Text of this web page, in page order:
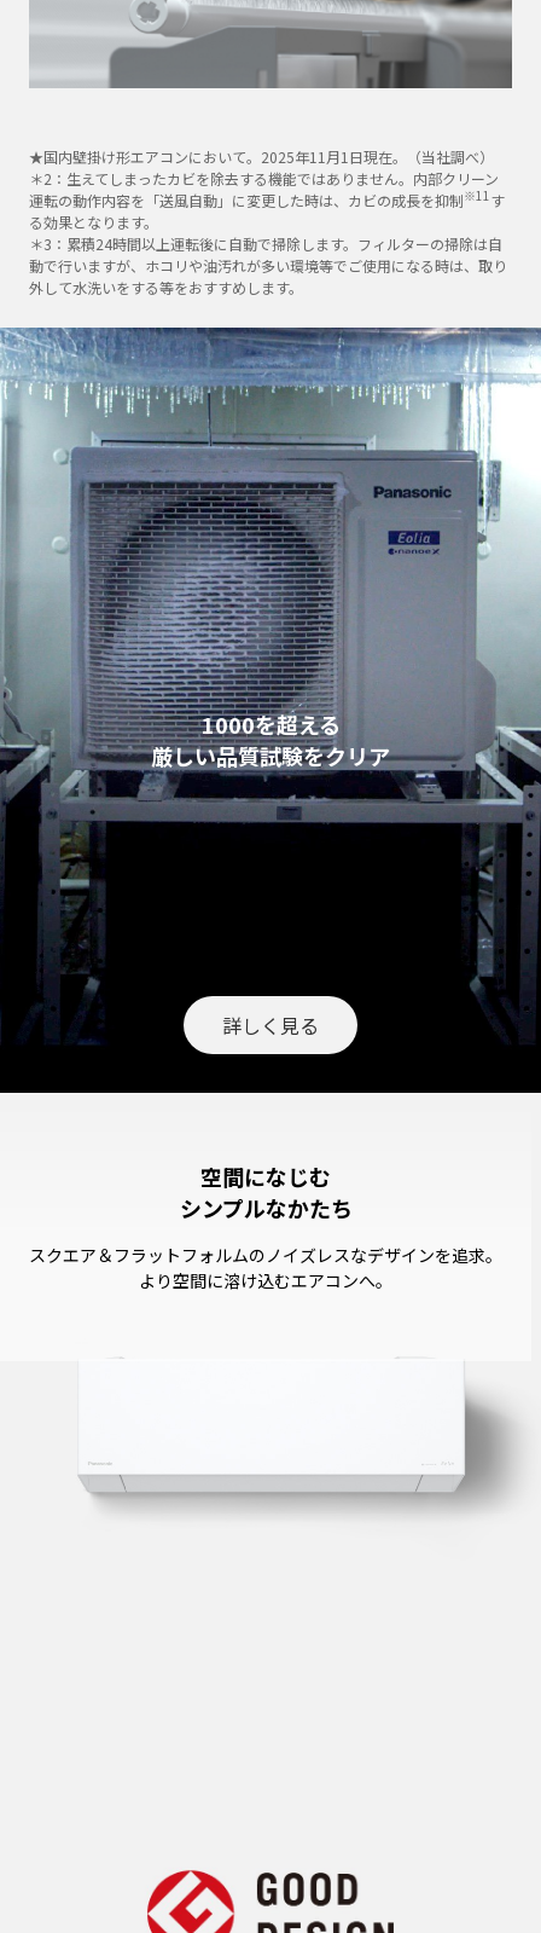
★国内壁掛け形エアコンにおいて。2025年11月1日現在。（当社調べ）
＊2：生えてしまったカビを除去する機能ではありません。内部クリーン
運転の動作内容を「送風自動」に変更した時は、カビの成長を抑制※11 す
る効果となります。
＊3：累積24時間以上運転後に自動で掃除します。フィルターの掃除は自
動で行いますが、ホコリや油汚れが多い環境等でご使用になる時は、取り
外して水洗いをする等をおすすめします。
1000を超える
厳しい品質試験をクリア
詳しく見る
空間になじむ
シンプルなかたち
スクエア＆フラットフォルムのノイズレスなデザインを追求。
より空間に溶け込むエアコンへ。